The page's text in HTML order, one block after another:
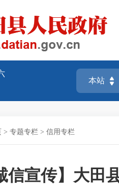
> 专题专栏 > 信用专栏
信宣传】大田